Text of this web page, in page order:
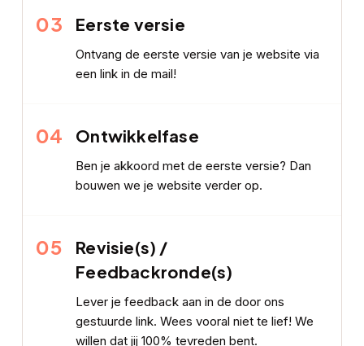
03 Eerste versie
Ontvang de eerste versie van je website via
een link in de mail!
04 Ontwikkelfase
Ben je akkoord met de eerste versie? Dan
bouwen we je website verder op.
05
Revisie(s) /
Feedbackronde(s)
Lever je feedback aan in de door ons
gestuurde link. Wees vooral niet te lief! We
willen dat jij 100% tevreden bent.